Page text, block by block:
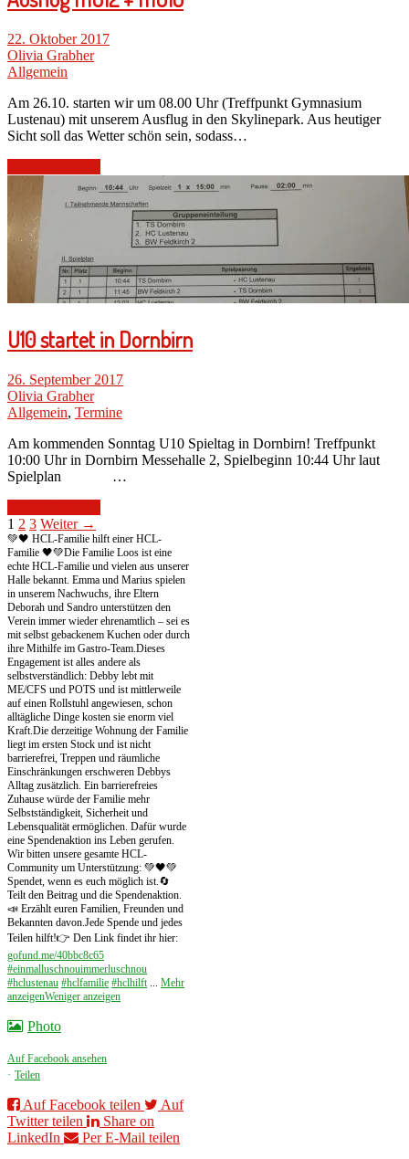
22. Oktober 2017
Olivia Grabher
Allgemein
Am 26.10. starten wir um 08.00 Uhr (Treffpunkt Gymnasium
Lustenau) mit unserem Ausflug in den Skylinepark. Aus heutiger
Sicht soll das Wetter schön sein, sodass…
U10 startet in Dornbirn
26. September 2017
Olivia Grabher
Allgemein, Termine
Am kommenden Sonntag U10 Spieltag in Dornbirn! Treffpunkt
10:00 Uhr in Dornbirn Messehalle 2, Spielbeginn 10:44 Uhr laut
Spielplan …
1 2 3 Weiter →
💚🖤 HCL-Familie hilft einer HCL-
Familie 🖤💚Die Familie Loos ist eine
echte HCL-Familie und vielen aus unserer
Halle bekannt. Emma und Marius spielen
in unserem Nachwuchs, ihre Eltern
Deborah und Sandro unterstützen den
Verein immer wieder ehrenamtlich – sei es
mit selbst gebackenem Kuchen oder durch
ihre Mithilfe im Gastro-Team.Dieses
Engagement ist alles andere als
selbstverständlich: Debby lebt mit
ME/CFS und POTS und ist mittlerweile
auf einen Rollstuhl angewiesen, schon
alltägliche Dinge kosten sie enorm viel
Kraft.Die derzeitige Wohnung der Familie
liegt im ersten Stock und ist nicht
barrierefrei, Treppen und räumliche
Einschränkungen erschweren Debbys
Alltag zusätzlich. Ein barrierefreies
Zuhause würde der Familie mehr
Selbstständigkeit, Sicherheit und
Lebensqualität ermöglichen. Dafür wurde
eine Spendenaktion ins Leben gerufen.
Wir bitten unsere gesamte HCL-
Community um Unterstützung: 💚🖤💚
Spendet, wenn es euch möglich ist.🔄
Teilt den Beitrag und die Spendenaktion.
📣 Erzählt euren Familien, Freunden und
Bekannten davon.Jede Spende und jedes
Teilen hilft!👉 Den Link findet ihr hier:
gofund.me/40bbc8c65
#einmalluschnouimmerluschnou
#hclustenau #hclfamilie #hclhilft ... Mehr
anzeigenWeniger anzeigen
Photo
Auf Facebook ansehen
· Teilen
Auf Facebook teilen
Auf
Twitter teilen
Share on
LinkedIn
Per E-Mail teilen